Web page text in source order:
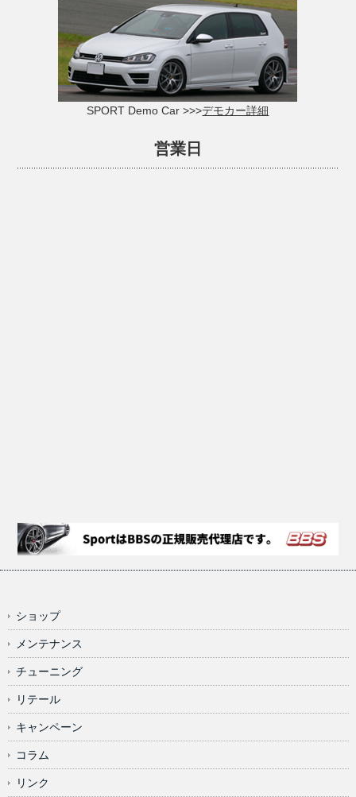
SPORT Demo Car >>>デモカー詳細
営業日
ショップ
メンテナンス
チューニング
リテール
キャンペーン
コラム
リンク